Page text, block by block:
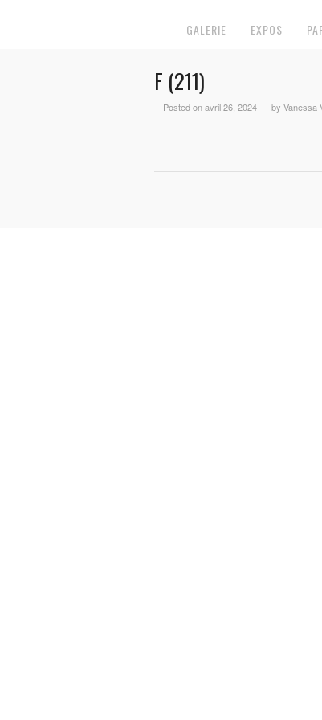
GALERIE EXPOS
F (211)
Posted on avril 26, 2024 by Vanessa